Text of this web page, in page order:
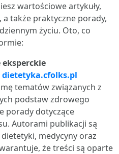
wartościowe artykuły,
także praktyczne porady,
życiu. Oto, co
dietetyka.cfolks.pl
tematów związanych z
podstaw zdrowego
porady dotyczące
Autorami publikacji są
medycyny oraz
że treści są oparte